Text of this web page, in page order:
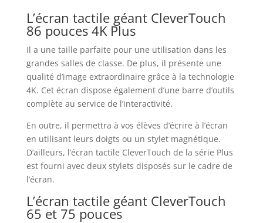
L’écran tactile géant CleverTouch
86 pouces 4K Plus
Il a une taille parfaite pour une utilisation dans les
grandes salles de classe. De plus, il présente une
qualité d’image extraordinaire grâce à la technologie
4K. Cet écran dispose également d’une barre d’outils
complète au service de l’interactivité.
En outre, il permettra à vos élèves d’écrire à l’écran
en utilisant leurs doigts ou un stylet magnétique.
D’ailleurs, l’écran tactile CleverTouch de la série Plus
est fourni avec deux stylets disposés sur le cadre de
l’écran.
L’écran tactile géant CleverTouch
65 et 75 pouces